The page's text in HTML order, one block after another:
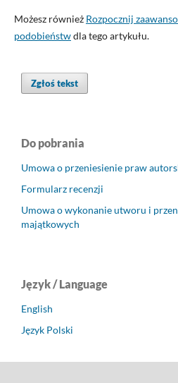
Możesz również Rozpocznij
podobieństwdla tego artykułu.
Zgłoś tekst
Do pobrania
Umowa o przeniesienie praw
Formularz recenzji
Umowa o wykonanie utworu i
majątkowych
Język / Language
English
Język Polski